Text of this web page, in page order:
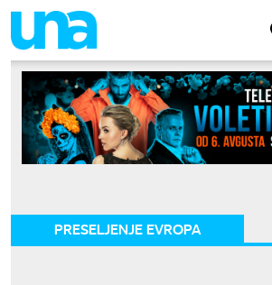
PRESELJENJE EVROPA